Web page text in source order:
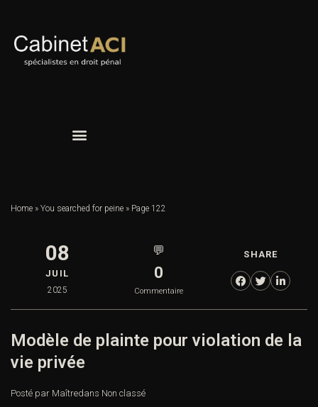
Home » You searched for peine » Page 122
08
JUIL
2025
💬
0
Commentaire
SHARE
Modèle de plainte pour violation de la
vie privée
Posté par Maîtredans Non classé